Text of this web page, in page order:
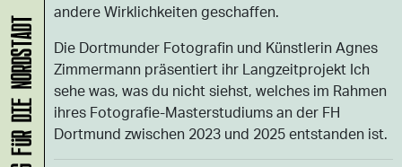
andere Wirklichkeiten geschaffen.
Die Dortmunder Fotografin und Künstlerin Agnes
Zimmermann präsentiert ihr Langzeitprojekt Ich
sehe was, was du nicht siehst, welches im Rahmen
ihres Fotografie-Masterstudiums an der FH
Dortmund zwischen 2023 und 2025 entstanden ist.